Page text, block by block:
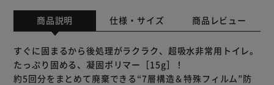
商品説明 仕様・サイズ 商品レビュー
すぐに固まるから後処理がラクラク、超吸水非常用トイレ。
たっぷり固める、凝固ポリマー［15g］！
約5回分をまとめて廃棄できる“7層構造＆特殊フィルム”防